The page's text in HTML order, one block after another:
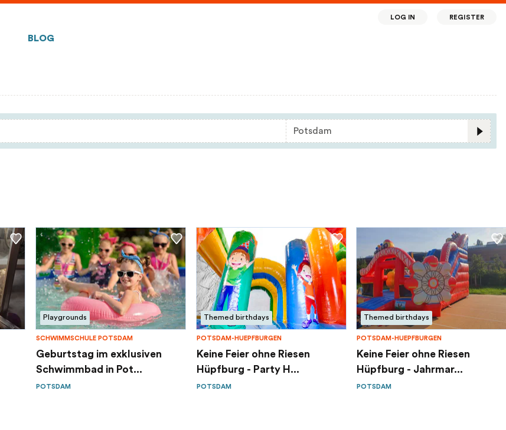
BLOG
LOG IN REGISTER
Playgrounds
SCHWIMMSCHULE POTSDAM
Geburtstag im exklusiven
Schwimmbad in Pot...
POTSDAM
Themed birthdays
POTSDAM-HUEPFBURGEN
Keine Feier ohne Riesen
Hüpfburg - Party H...
POTSDAM
Themed birthdays
POTSDAM-HUEPFBURGEN
Keine Feier ohne Riesen
Hüpfburg - Jahrmar...
POTSDAM